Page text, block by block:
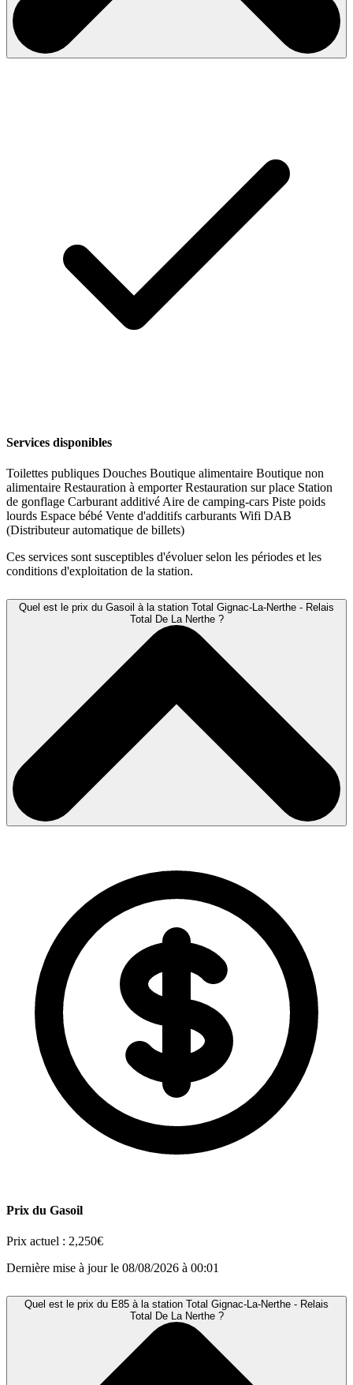
Services disponibles
Toilettes publiques Douches Boutique alimentaire Boutique non
alimentaire Restauration à emporterRestauration sur place Station
de gonflage Carburant additivé Aire de camping-cars Piste poids
lourds Espace bébé Vente d'additifs carburants Wifi DAB
(Distributeur automatique de billets)
Ces services sont susceptibles d'évoluer selon les périodes et les
conditions d'exploitation de la station.
Quel est le prix du Gasoil à la station Total Gignac-La-Nerthe - Relais
Total De La Nerthe ?
Prix du Gasoil
Prix actuel : 2,250€
Dernière mise à jour le 08/08/2026 à 00:01
Quel est le prix du E85 à la station Total Gignac-La-Nerthe - Relais
Total De La Nerthe ?